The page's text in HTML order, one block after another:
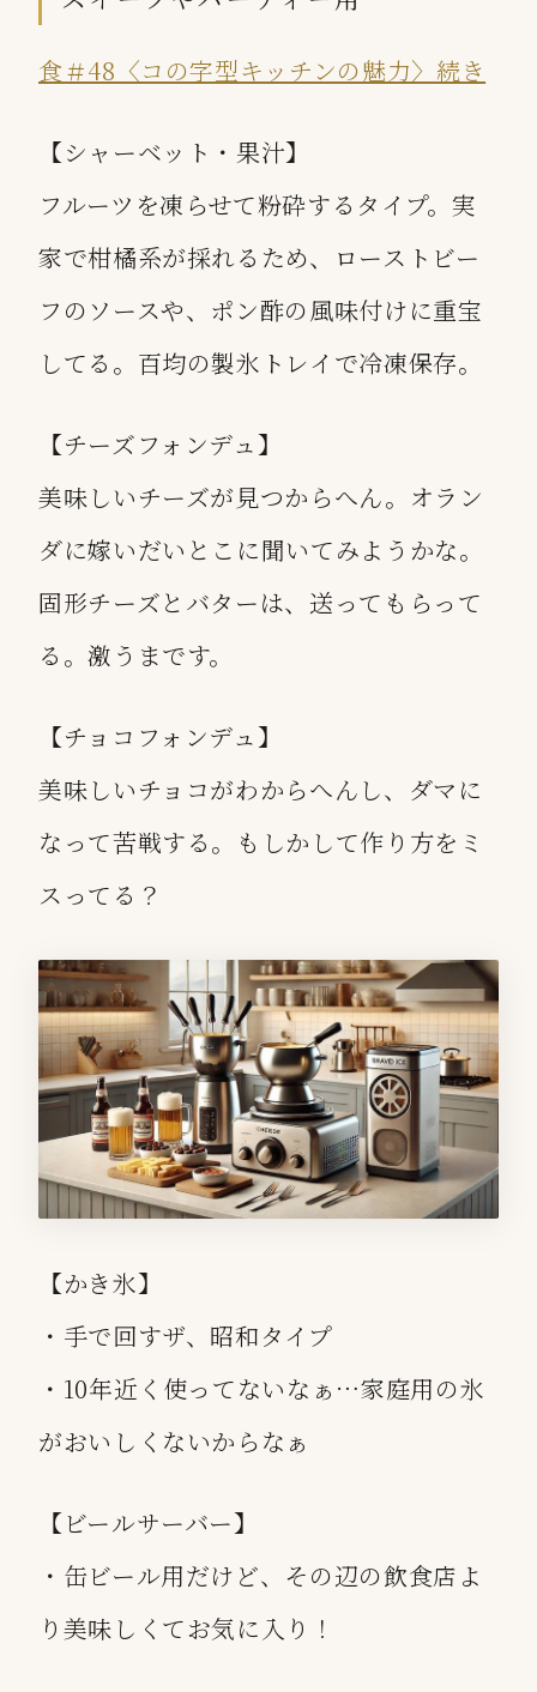
食＃48〈コの字型キッチンの魅力〉続き
【シャーベット・果汁】
フルーツを凍らせて粉砕するタイプ。実
家で柑橘系が採れるため、ローストビー
フのソースや、ポン酢の風味付けに重宝
してる。百均の製氷トレイで冷凍保存。
【チーズフォンデュ】
美味しいチーズが見つからへん。オラン
ダに嫁いだいとこに聞いてみようかな。
固形チーズとバターは、送ってもらって
る。激うまです。
【チョコフォンデュ】
美味しいチョコがわからへんし、ダマに
なって苦戦する。もしかして作り方をミ
スってる？
【かき氷】
・手で回すザ、昭和タイプ
・10年近く使ってないなぁ…家庭用の氷
がおいしくないからなぁ
【ビールサーバー】
・缶ビール用だけど、その辺の飲食店よ
り美味しくてお気に入り！